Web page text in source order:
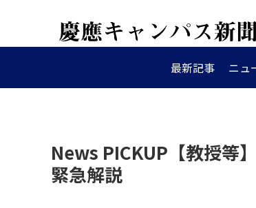
最新記事 ニュ
News PICKUP【教授等
緊急解説